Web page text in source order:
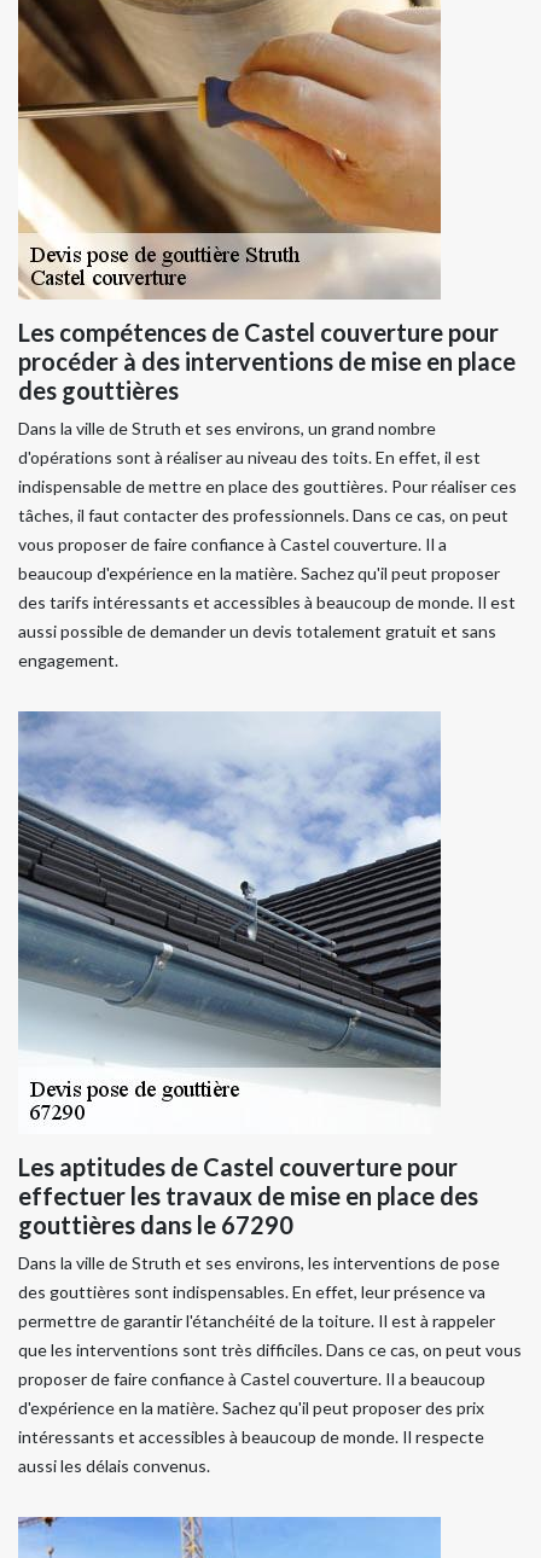
Les compétences de Castel couverture pour
procéder à des interventions de mise en place
des gouttières
Dans la ville de Struth et ses environs, un grand nombre
d'opérations sont à réaliser au niveau des toits. En effet, il est
indispensable de mettre en place des gouttières. Pour réaliser ces
tâches, il faut contacter des professionnels. Dans ce cas, on peut
vous proposer de faire confiance à Castel couverture. Il a
beaucoup d'expérience en la matière. Sachez qu'il peut proposer
des tarifs intéressants et accessibles à beaucoup de monde. Il est
aussi possible de demander un devis totalement gratuit et sans
engagement.
Les aptitudes de Castel couverture pour
effectuer les travaux de mise en place des
gouttières dans le 67290
Dans la ville de Struth et ses environs, les interventions de pose
des gouttières sont indispensables. En effet, leur présence va
permettre de garantir l'étanchéité de la toiture. Il est à rappeler
que les interventions sont très difficiles. Dans ce cas, on peut vous
proposer de faire confiance à Castel couverture. Il a beaucoup
d'expérience en la matière. Sachez qu'il peut proposer des prix
intéressants et accessibles à beaucoup de monde. Il respecte
aussi les délais convenus.